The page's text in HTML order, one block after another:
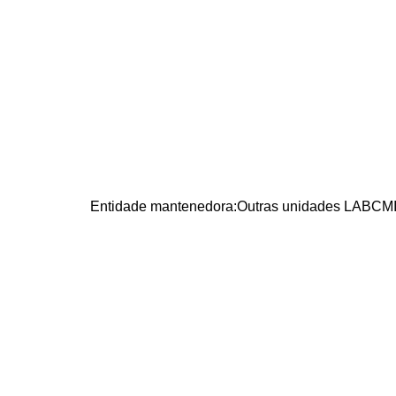
Entidade mantenedora:Outras unidades